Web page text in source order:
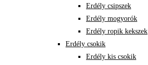
Erdély csipszek
Erdély mogyorók
Erdély ropik kekszek
Erdély csokik
Erdély kis csokik